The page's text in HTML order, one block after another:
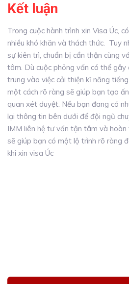
Kết luận
Trong cuộc hành trình xin Visa Úc,
nhiều khó khăn và thách thức. Tuy
sự kiên trì, chuẩn bị cẩn thận cùng
tâm. Dù cuộc phỏng vấn có thể
trung vào việc cải thiện kĩ năng
một cách rõ ràng sẽ giúp bạn tạo
quan xét duyệt. Nếu bạn đang có
lại thông tin bên dưới để đội ngũ
IMM liên hệ tư vấn tận tâm và hoàn
sẽ giúp bạn có một lộ trình rõ ràng
khi xin visa Úc